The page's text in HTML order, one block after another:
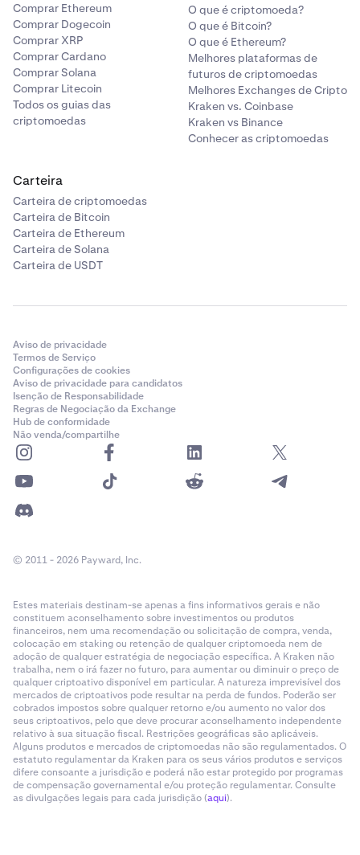
Comprar Ethereum
Comprar Dogecoin
Comprar XRP
Comprar Cardano
Comprar Solana
Comprar Litecoin
Todos os guias das
criptomoedas
O que é criptomoeda?
O que é Bitcoin?
O que é Ethereum?
Melhores plataformas de
futuros de criptomoedas
Melhores Exchanges de Cripto
Kraken vs. Coinbase
Kraken vs Binance
Conhecer as criptomoedas
Carteira
Carteira de criptomoedas
Carteira de Bitcoin
Carteira de Ethereum
Carteira de Solana
Carteira de USDT
Aviso de privacidade
Termos de Serviço
Configurações de cookies
Aviso de privacidade para candidatos
Isenção de Responsabilidade
Regras de Negociação da Exchange
Hub de conformidade
Não venda/compartilhe
© 2011 - 2026 Payward, Inc.
Estes materiais destinam-se apenas a fins informativos gerais e não
constituem aconselhamento sobre investimentos ou produtos
financeiros, nem uma recomendação ou solicitação de compra, venda,
colocação em staking ou retenção de qualquer criptomoeda nem de
adoção de qualquer estratégia de negociação específica. A Kraken não
trabalha, nem o irá fazer no futuro, para aumentar ou diminuir o preço de
qualquer criptoativo disponível em particular. A natureza imprevisível dos
mercados de criptoativos pode resultar na perda de fundos. Poderão ser
cobrados impostos sobre qualquer retorno e/ou aumento no valor dos
seus criptoativos, pelo que deve procurar aconselhamento independente
relativo à sua situação fiscal. Restrições geográficas são aplicáveis.
Alguns produtos e mercados de criptomoedas não são regulamentados. O
estatuto regulamentar da Kraken para os seus vários produtos e serviços
difere consoante a jurisdição e poderá não estar protegido por programas
de compensação governamental e/ou proteção regulamentar. Consulte
as divulgações legais para cada jurisdição (aqui).